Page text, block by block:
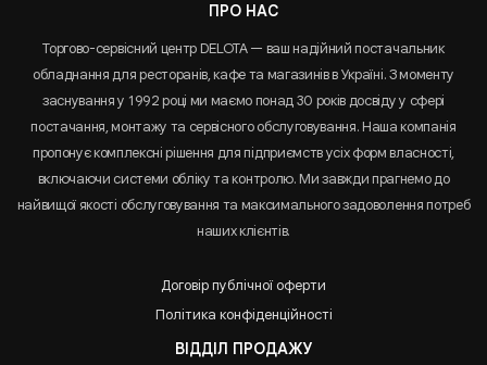
ПРО НАС
Торгово-сервісний центр DELOTA — ваш надійний постачальник
обладнання для ресторанів, кафе та магазинів в Україні. З моменту
заснування у 1992 році ми маємо понад 30 років досвіду у сфері
постачання, монтажу та сервісного обслуговування. Наша компанія
пропонує комплексні рішення для підприємств усіх форм власності,
включаючи системи обліку та контролю. Ми завжди прагнемо до
найвищої якості обслуговування та максимального задоволення потреб
наших клієнтів.
Договір публічної оферти
Політика конфіденційності
ВІДДІЛ ПРОДАЖУ